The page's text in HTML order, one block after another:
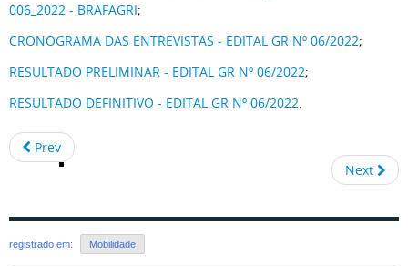
006_2022 - BRAFAGRI;
CRONOGRAMA DAS ENTREVISTAS - EDITAL GR Nº 06/2022;
RESULTADO PRELIMINAR - EDITAL GR Nº 06/2022;
RESULTADO DEFINITIVO - EDITAL GR Nº 06/2022.
Prev
Next
registrado em: Mobilidade